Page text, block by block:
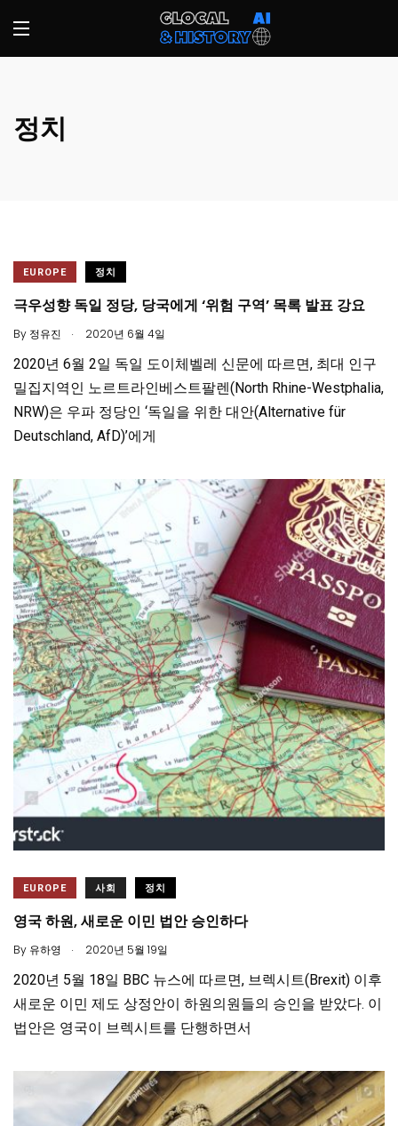
정치
EUROPE 정치
극우성향 독일 정당, 당국에게 ‘위험 구역’ 목록 발표 강요
By 정유진 . 2020년 6월 4일
2020년 6월 2일 독일 도이체벨레 신문에 따르면, 최대 인구
밀집지역인 노르트라인베스트팔렌(North Rhine-Westphalia,
NRW)은 우파 정당인 ‘독일을 위한 대안(Alternative für
Deutschland, AfD)’에게
EUROPE 사회 정치
영국 하원, 새로운 이민 법안 승인하다
By 유하영 . 2020년 5월 19일
2020년 5월 18일 BBC 뉴스에 따르면, 브렉시트(Brexit) 이후
새로운 이민 제도 상정안이 하원의원들의 승인을 받았다. 이
법안은 영국이 브렉시트를 단행하면서